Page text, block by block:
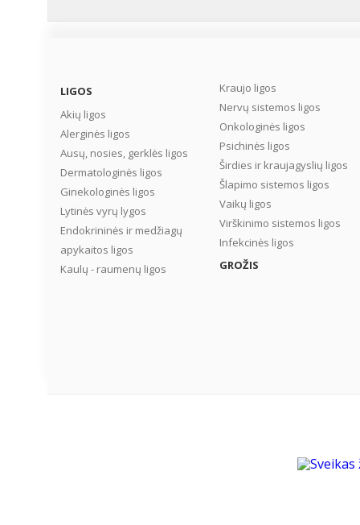
LIGOS
Akių ligos
Alerginės ligos
Ausų, nosies, gerklės ligos
Dermatologinės ligos
Ginekologinės ligos
Lytinės vyrų lygos
Endokrininės ir medžiagų
apykaitos ligos
Kaulų - raumenų ligos
Kraujo ligos
Nervų sistemos ligos
Onkologinės ligos
Psichinės ligos
Širdies ir kraujagyslių ligos
Šlapimo sistemos ligos
Vaikų ligos
Virškinimo sistemos ligos
Infekcinės ligos
GROŽIS